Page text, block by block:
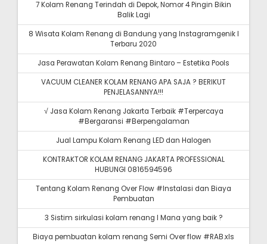
7 Kolam Renang Terindah di Depok, Nomor 4 Pingin Bikin
Balik Lagi
8 Wisata Kolam Renang di Bandung yang Instagramgenik I
Terbaru 2020
Jasa Perawatan Kolam Renang Bintaro – Estetika Pools
VACUUM CLEANER KOLAM RENANG APA SAJA ? BERIKUT
PENJELASANNYA!!!
√ Jasa Kolam Renang Jakarta Terbaik #Terpercaya
#Bergaransi #Berpengalaman
Jual Lampu Kolam Renang LED dan Halogen
KONTRAKTOR KOLAM RENANG JAKARTA PROFESSIONAL
HUBUNGI 0816594596
Tentang Kolam Renang Over Flow #Instalasi dan Biaya
Pembuatan
3 Sistim sirkulasi kolam renang I Mana yang baik ?
Biaya pembuatan kolam renang Semi Over flow #RAB.xls